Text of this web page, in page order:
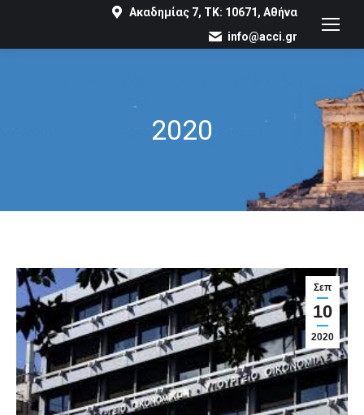
Ακαδημίας 7, ΤΚ: 10671, Αθήνα
info@acci.gr
2020
You are here:
Σεπ
10
2020